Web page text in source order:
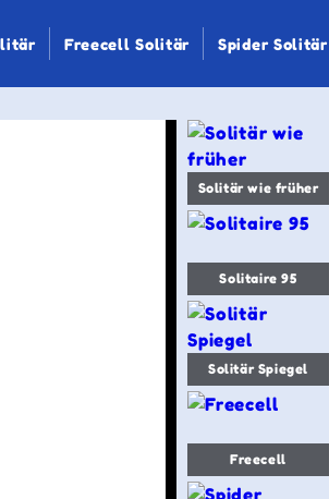
Freecell Solitär Spider Solitär
Solitär wie früher
Solitaire 95
Solitär Spiegel
Freecell